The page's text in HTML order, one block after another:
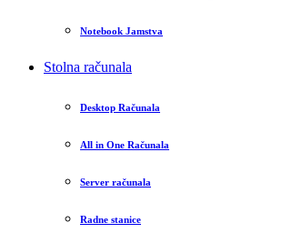
Notebook Jamstva
Stolna računala
Desktop Računala
All in One Računala
Server računala
Radne stanice